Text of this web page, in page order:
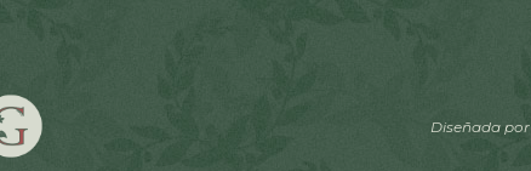
Diseñada por